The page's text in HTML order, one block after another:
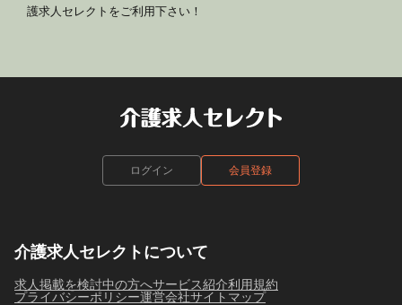
護求人セレクトをご利用下さい！
ログイン 会員登録
介護求人セレクトについて
求人掲載を検討中の方へサービス紹介利用規約
プライバシーポリシー運営会社サイトマップ